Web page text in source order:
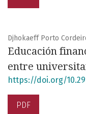
Djhokaeff Porto
Educación
entre
https://doi.org/
PDF